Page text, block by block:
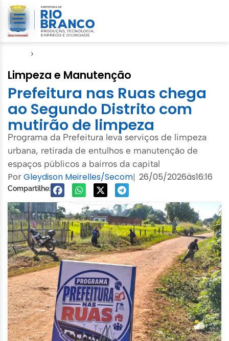
›
Limpeza e Manutenção
Prefeitura nas Ruas chega
ao Segundo Distrito com
mutirão de limpeza
Programa da Prefeitura leva serviços de limpeza
urbana, retirada de entulhos e manutenção de
espaços públicos a bairros da capital
PorGleydison Meirelles/Secom| 26/05/2026às16:16
Compartilhe: